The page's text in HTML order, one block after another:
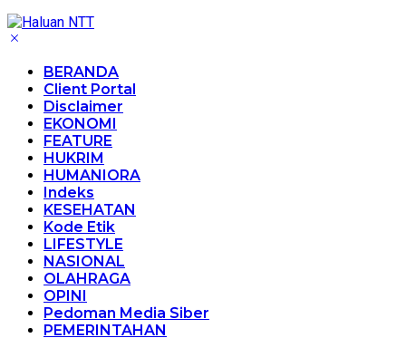
BERANDA
Client Portal
Disclaimer
EKONOMI
FEATURE
HUKRIM
HUMANIORA
Indeks
KESEHATAN
Kode Etik
LIFESTYLE
NASIONAL
OLAHRAGA
OPINI
Pedoman Media Siber
PEMERINTAHAN